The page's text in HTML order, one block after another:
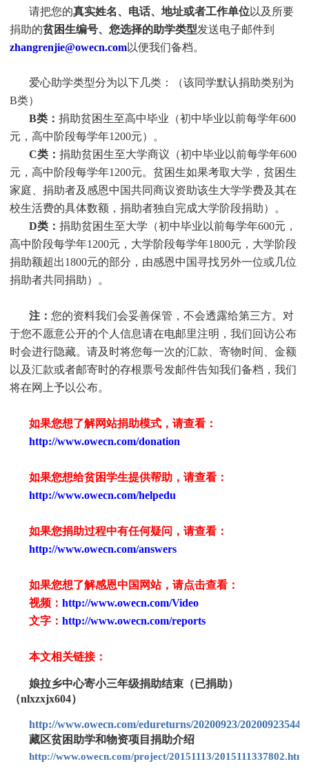
请把您的真实姓名、电话、地址或者工作单位以及所要
捐助的贫困生编号、您选择的助学类型发送电子邮件到
zhangrenjie@owecn.com以便我们备档。
爱心助学类型分为以下几类：（该同学默认捐助类别为
B类）
B类： 捐助贫困生至高中毕业（初中毕业以前每学年600
元，高中阶段每学年1200元）。
C类： 捐助贫困生至大学商议（初中毕业以前每学年600
元，高中阶段每学年1200元。贫困生如果考取大学，贫困生
家庭、捐助者及感恩中国共同商议资助该生大学学费及其在
校生活费的具体数额，捐助者独自完成大学阶段捐助）。
D类： 捐助贫困生至大学（初中毕业以前每学年600元，
高中阶段每学年1200元，大学阶段每学年1800元，大学阶段
捐助额超出1800元的部分，由感恩中国寻找另外一位或几位
捐助者共同捐助）。
注： 您的资料我们会妥善保管，不会透露给第三方。对
于您不愿意公开的个人信息请在电邮里注明，我们回访公布
时会进行隐藏。请及时将您每一次的汇款、寄物时间、金额
以及汇款或者邮寄时的存根票号发邮件告知我们备档，我们
将在网上予以公布。
如果您想了解网站捐助模式，请查看：
http://www.owecn.com/donation
如果您想给贫困学生提供帮助，请查看：
http://www.owecn.com/helpedu
如果您捐助过程中有任何疑问，请查看：
http://www.owecn.com/answers
如果您想了解感恩中国网站，请点击查看：
视频： http://www.owecn.com/Video
文字： http://www.owecn.com/reports
本文相关链接：
娘拉乡中心寄小三年级捐助结束（已捐助）
（nlxzxjx604）
http://www.owecn.com/edureturns/20200923/
藏区贫困助学和物资项目捐助介绍
http://www.owecn.com/project/20151113/2015111337802.html